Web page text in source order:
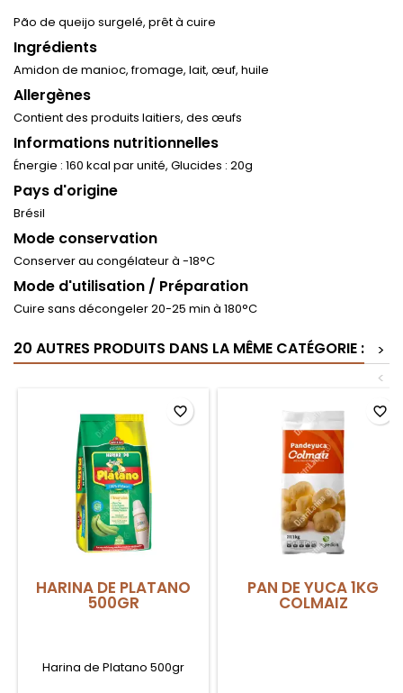
Pão de queijo surgelé, prêt à cuire
Ingrédients
Amidon de manioc, fromage, lait, œuf, huile
Allergènes
Contient des produits laitiers, des œufs
Informations nutritionnelles
Énergie : 160 kcal par unité, Glucides : 20g
Pays d'origine
Brésil
Mode conservation
Conserver au congélateur à -18°C
Mode d'utilisation / Préparation
Cuire sans décongeler 20-25 min à 180°C
20 AUTRES PRODUITS DANS LA MÊME CATÉGORIE :
>
<
HARINA DE PLATANO
500GR
Harina de Platano 500gr
favorite_border
PAN DE YUCA 1KG
COLMAIZ
favorite_border